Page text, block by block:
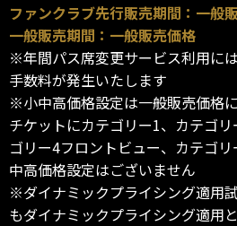
ファンクラブ先行販売期間：一般
一般販売期間：一般販売価格
※年間パス席変更サービス利用に
手数料が発生いたします
※小中高価格設定は一般販売価格
チケットにカテゴリー1、カテゴ
ゴリー4フロントビュー、カテゴ
中高価格設定はございません
※ダイナミックプライシング適用
もダイナミックプライシング適用